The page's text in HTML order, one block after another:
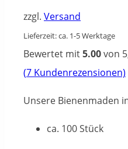
zzgl. Versand
Lieferzeit: ca. 1-5 Werktage
Bewertet mit5.00von
(7 Kundenrezensionen)
Unsere Bienenmaden
ca. 100 Stück